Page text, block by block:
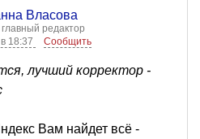
Власова
редактор
18:37
Сообщить
лучший корректор -
Вам найдет всё -